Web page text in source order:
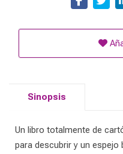
Sinopsis
Un libro totalmente de
para descubrir y un